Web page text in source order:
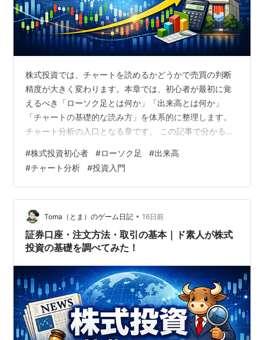
株式投資では、チャートを読めるかどうかで売買の判断
精度が大きく変わります。本章では、初心者が最初に覚
えるべき「ローソク足とは何か」「出来高とは何か」
「チャートの基礎的な読み方」を体系的に整理します。
チャート分析の入口となる章です。 この記事で分かるこ
陽線と陰線の違いと見方・出来高が示す「売買の勢い」
の意味・チャートの基礎的な読み方（トレンド・ボック
ス）・初心者が最初に覚えるべきチャートのポイント
#株式投資初心者 #ローソク足 #出来高
#チャート分析 #投資入門
Toma（とま）のゲーム日記 • 16日前
証券口座・注文方法・取引の基本｜ド素人が株式
投資の基礎を調べてみた！